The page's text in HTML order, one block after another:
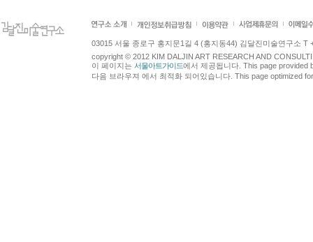
03015 서울 종로구 홍지문1길 4 (홍지동44) 김달진미술연구소 T
copyright © 2012 KIM DALJIN ART RESEARCH AND
이 페이지는 서울아트가이드에서 제공됩니다. This page provided
다음 브라우져 에서 최적화 되어있습니다. This page optimized